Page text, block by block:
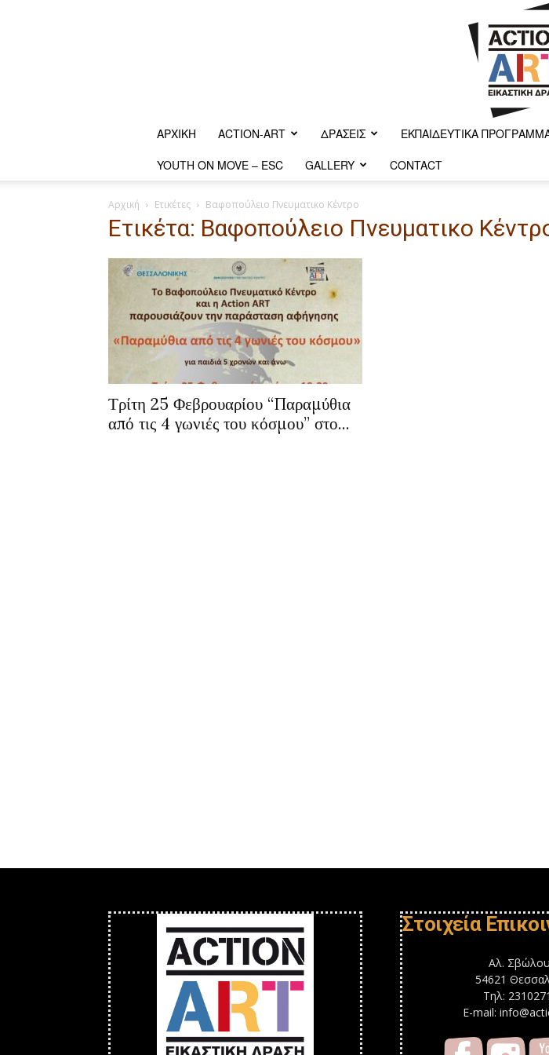
ΑΡΧΙΚΗ ACTION-ART ΔΡΆΣΕΙΣ ΕΚΠΑΙΔΕΥΤΙΚΆ
YOUTH ON MOVE – ESC
GALLERY CONTACT
Αρχική Ετικέτες Βαφοπούλειο Πνευματικο Κέντρο
Ετικέτα: Βαφοπούλειο Πνευματικο
Τρίτη 25 Φεβρουαρίου “Παραμύθια
από τις 4 γωνιές του κόσμου” στο...
Στοιχεία
Αλ.
54621
Τηλ:
E-mail: